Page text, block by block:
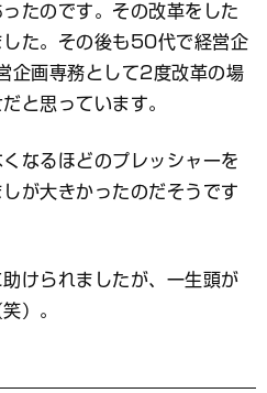
たのです。その改革をした
た。その後も50代で経営企
企画専務として2度改革の場
と思っています。
なるほどのプレッシャーを
が大きかったのだそうです
けられましたが、一生頭が
）。